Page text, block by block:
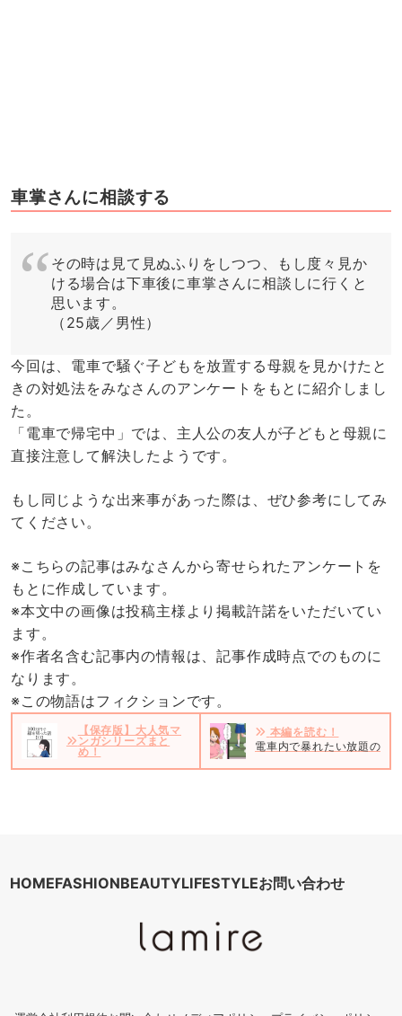
車掌さんに相談する
その時は見て見ぬふりをしつつ、もし度々見か
ける場合は下車後に車掌さんに相談しに行くと
思います。
（25歳／男性）
今回は、電車で騒ぐ子どもを放置する母親を見かけたと
きの対処法をみなさんのアンケートをもとに紹介しまし
た。
「電車で帰宅中」では、主人公の友人が子どもと母親に
直接注意して解決したようです。
もし同じような出来事があった際は、ぜひ参考にしてみ
てください。
※こちらの記事はみなさんから寄せられたアンケートを
もとに作成しています。
※本文中の画像は投稿主様より掲載許諾をいただいてい
ます。
※作者名含む記事内の情報は、記事作成時点でのものに
なります。
※この物語はフィクションです。
【保存版】大人気マ
ンガシリーズまと
め！
本編を読む！
電車内で暴れたい放題の男
HOMEFASHIONBEAUTYLIFESTYLEお問い合わせ